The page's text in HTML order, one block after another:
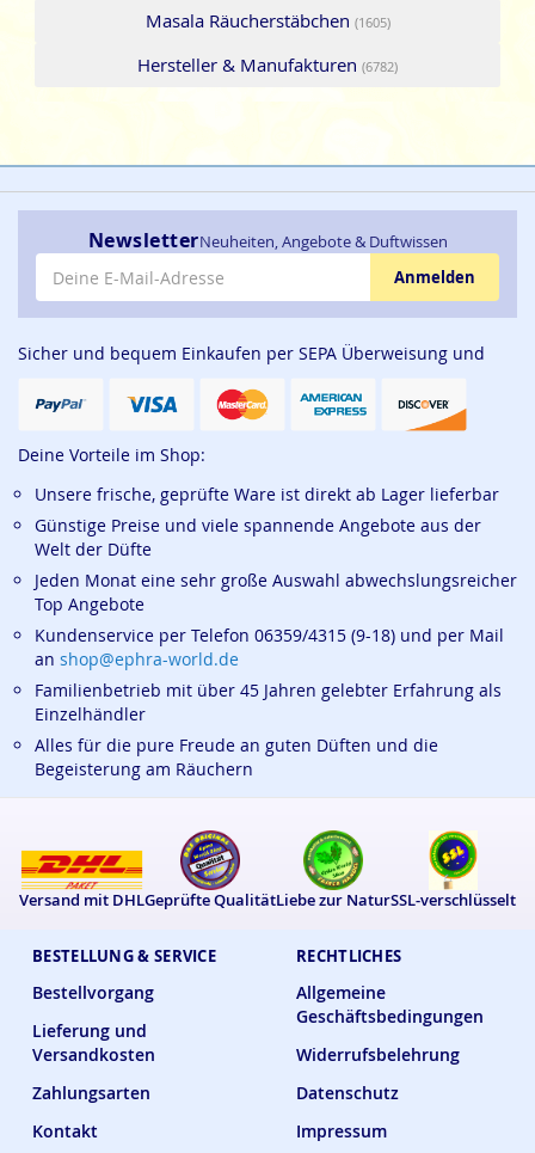
Masala Räucherstäbchen (1605)
Hersteller & Manufakturen (6782)
BESTELLUNG & SERVICE
Bestellvorgang
Lieferung und
Versandkosten
Zahlungsarten
Kontakt
RECHTLICHES
Allgemeine
Geschäftsbedingungen
Widerrufsbelehrung
Datenschutz
Impressum
NewsletterNeuheiten, Angebote & Duftwissen
E-Mail-Adresse
Anmelden
Sicher und bequem Einkaufen per SEPA Überweisung und
Deine Vorteile im Shop:
Unsere frische, geprüfte Ware ist direkt ab Lager lieferbar
Günstige Preise und viele spannende Angebote aus der
Welt der Düfte
Jeden Monat eine sehr große Auswahl abwechslungsreicher
Top Angebote
Kundenservice per Telefon 06359/4315 (9-18) und per Mail
an shop@ephra-world.de
Familienbetrieb mit über 45 Jahren gelebter Erfahrung als
Einzelhändler
Alles für die pure Freude an guten Düften und die
Begeisterung am Räuchern
Versand mit DHLGeprüfte QualitätLiebe zur NaturSSL-verschlüsselt